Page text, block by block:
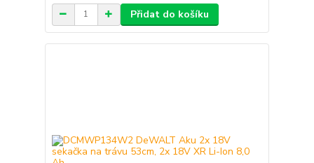
Přidat do košíku